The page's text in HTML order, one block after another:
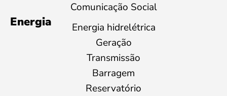
Comunicação Social
Energia
Energia hidrelétrica
Geração
Transmissão
Barragem
Reservatório